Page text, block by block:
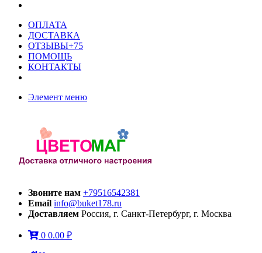
ОПЛАТА
ДОСТАВКА
ОТЗЫВЫ+75
ПОМОЩЬ
КОНТАКТЫ
Элемент меню
Звоните нам +79516542381
Email info@buket178.ru
Доставляем Россия, г. Санкт-Петербург, г. Москва
0 0.00 ₽